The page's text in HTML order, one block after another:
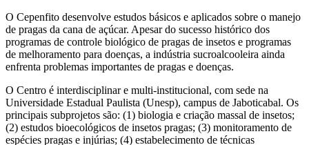
O Cepenfito desenvolve estudos básicos e aplicados sobre o manejo
de pragas da cana de açúcar. Apesar do sucesso histórico dos
programas de controle biológico de pragas de insetos e programas
de melhoramento para doenças, a indústria sucroalcooleira ainda
enfrenta problemas importantes de pragas e doenças.
O Centro é interdisciplinar e multi-institucional, com sede na
Universidade Estadual Paulista (Unesp), campus de Jaboticabal. Os
principais subprojetos são: (1) biologia e criação massal de insetos;
(2) estudos bioecológicos de insetos pragas; (3) monitoramento de
espécies pragas e injúrias; (4) estabelecimento de técnicas